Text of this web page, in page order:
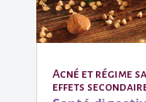
Acné et régime
effets